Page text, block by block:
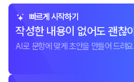
빠르게 시작하기
작성한 내용이 없어도 괜찮
AI로 문항에 맞게 초안을 만들어 드려요.